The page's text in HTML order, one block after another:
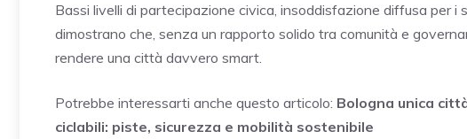
Bassi livelli di partecipazione civica, insoddisfazione diffusa per i
dimostrano che, senza un rapporto solido tra comunità e
rendere una città davvero smart.
Potrebbe interessarti anche questo articolo: Bologna unica
ciclabili: piste, sicurezza e mobilità sostenibile